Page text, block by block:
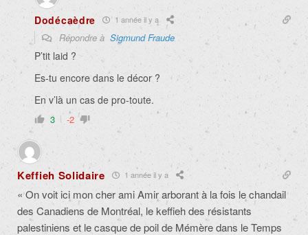
Dodécaèdre 1 année il y a
Répondre à Sigmund Fraude
P’tit laid ?
Es-tu encore dans le décor ?
En v’là un cas de pro-toute.
3 -2
Keffieh Solidaire 1 année il y a
« On voit ici mon cher ami Amir arborant à la fois le chandail
des Canadiens de Montréal, le keffieh des résistants
palestiniens et le casque de poil de Mémère dans le Temps